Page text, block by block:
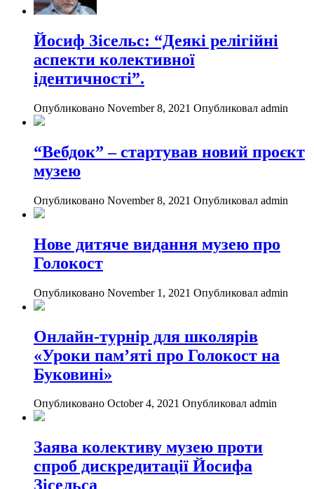
Йосиф Зісельс: “Деякі релігійні
аспекти колективної
ідентичності”.
Опубликовано November 8, 2021 Опубликовал admin
“Вебдок” – стартував новий проєкт
музею
Опубликовано November 8, 2021 Опубликовал admin
Нове дитяче видання музею про
Голокост
Опубликовано November 1, 2021 Опубликовал admin
Онлайн-турнір для школярів
«Уроки пам’яті про Голокост на
Буковині»
Опубликовано October 4, 2021 Опубликовал admin
Заява колективу музею проти
спроб дискредитації Йосифа
Зісельса